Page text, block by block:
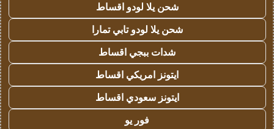
شحن يلا لودو اقساط
شحن يلا لودو تابي تمارا
شدات ببجي اقساط
ايتونز امريكي اقساط
ايتونز سعودي اقساط
فور يو